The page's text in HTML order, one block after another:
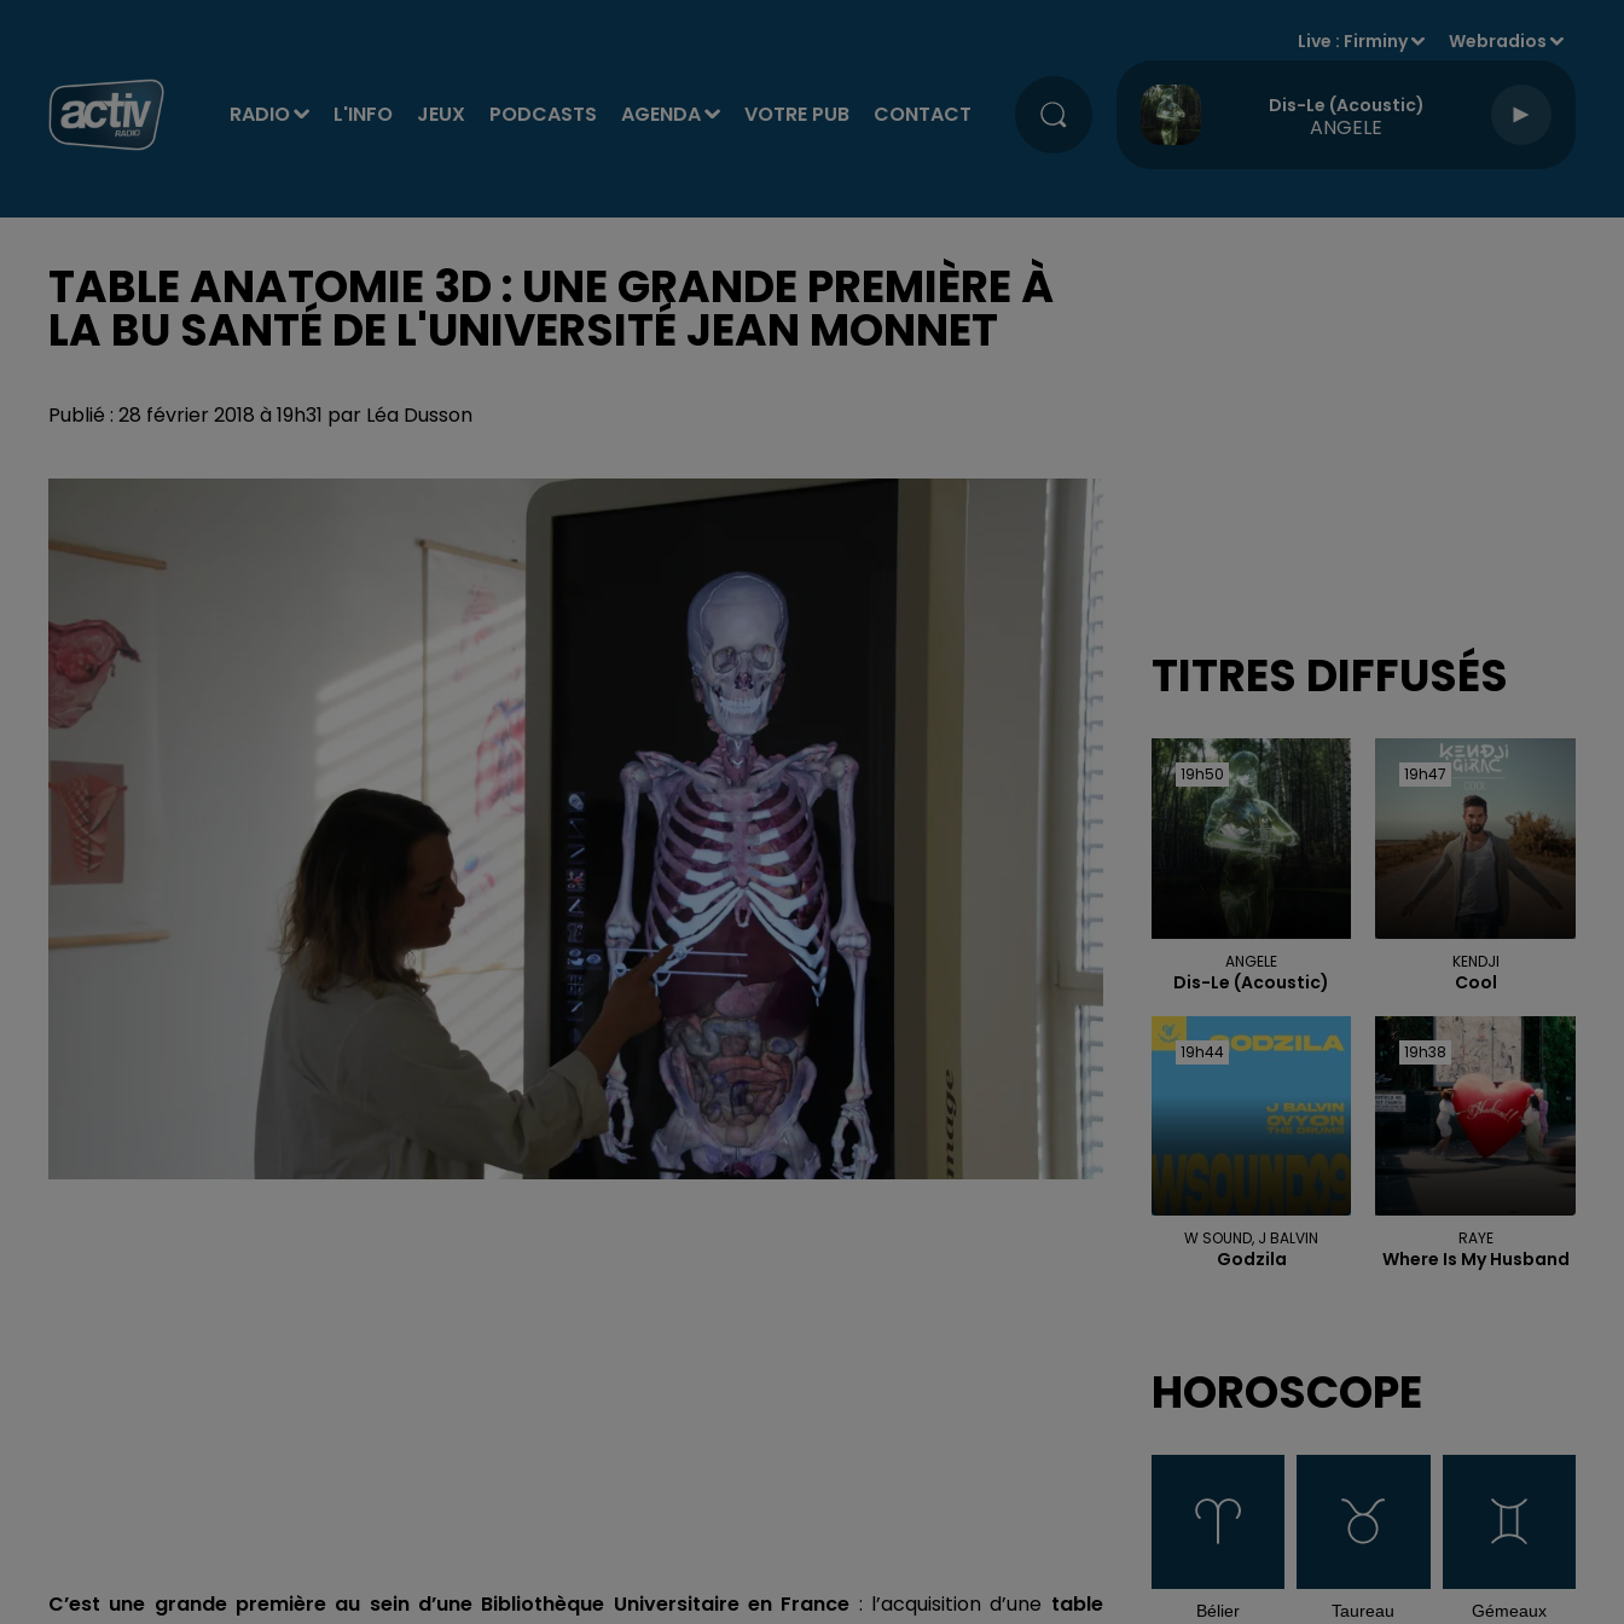
RADIO L'INFO JEUX PODCASTS AGENDA VOTRE PUB CONTACT
Live : Firminy Webradios
Dis-Le (acoustic)
ANGELE
TABLE ANATOMIE 3D : UNE GRANDE PREMIÈRE À
LA BU SANTÉ DE L'UNIVERSITÉ JEAN MONNET
Publié : 28 février 2018 à 19h31 par Léa Dusson
C’est une grande première au sein d’une Bibliothèque Universitaire en France : l’acquisition d’une table
TITRES DIFFUSÉS
19h50
19h50
ANGELE
Dis-Le (acoustic)
19h47
19h47
KENDJI
Cool
19h44
19h44
W SOUND, J BALVIN
Godzila
19h38
19h38
RAYE
Where Is My Husband
HOROSCOPE
Bélier Taureau Gémeaux